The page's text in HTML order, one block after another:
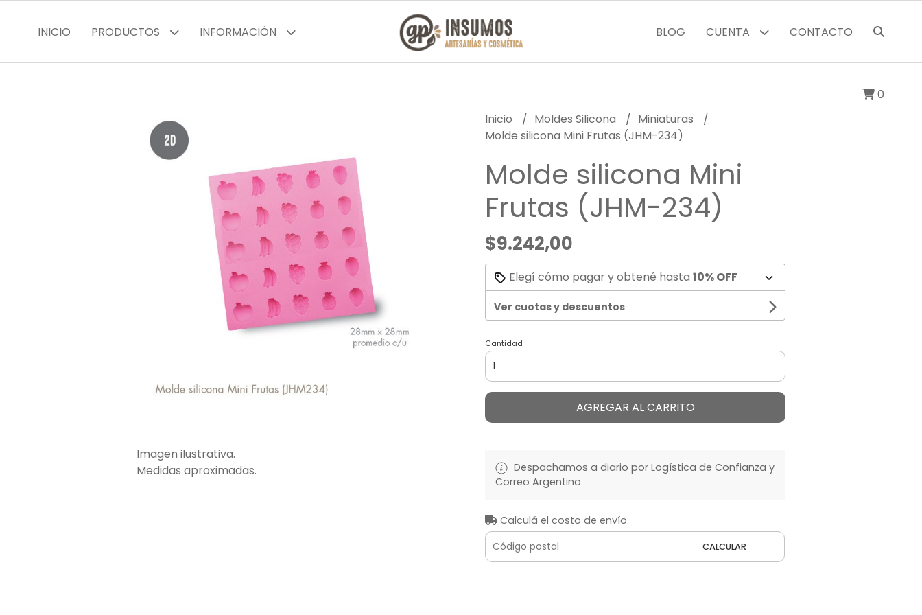
INICIO PRODUCTOS INFORMACIÓN BLOG CUENTA CONTACTO
0
Imagen ilustrativa.
Medidas aproximadas.
Inicio Moldes Silicona
Miniaturas
Molde silicona Mini Frutas (JHM-234)
Molde silicona Mini
Frutas (JHM-234)
$9.242,00
Elegí cómo pagar y obtené hasta 10% OFF
Ver cuotas y descuentos
Cantidad
AGREGAR AL CARRITO
Despachamos a diario por Logística de Confianza y
Correo Argentino
Calculá el costo de envío
CALCULAR